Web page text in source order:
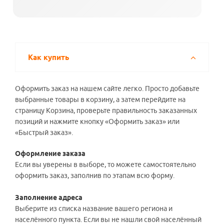
Как купить
Оформить заказ на нашем сайте легко. Просто добавьте
выбранные товары в корзину, а затем перейдите на
страницу Корзина, проверьте правильность заказанных
позиций и нажмите кнопку «Оформить заказ» или
«Быстрый заказ».
Оформление заказа
Если вы уверены в выборе, то можете самостоятельно
оформить заказ, заполнив по этапам всю форму.
Заполнение адреса
Выберите из списка название вашего региона и
населённого пункта. Если вы не нашли свой населённый